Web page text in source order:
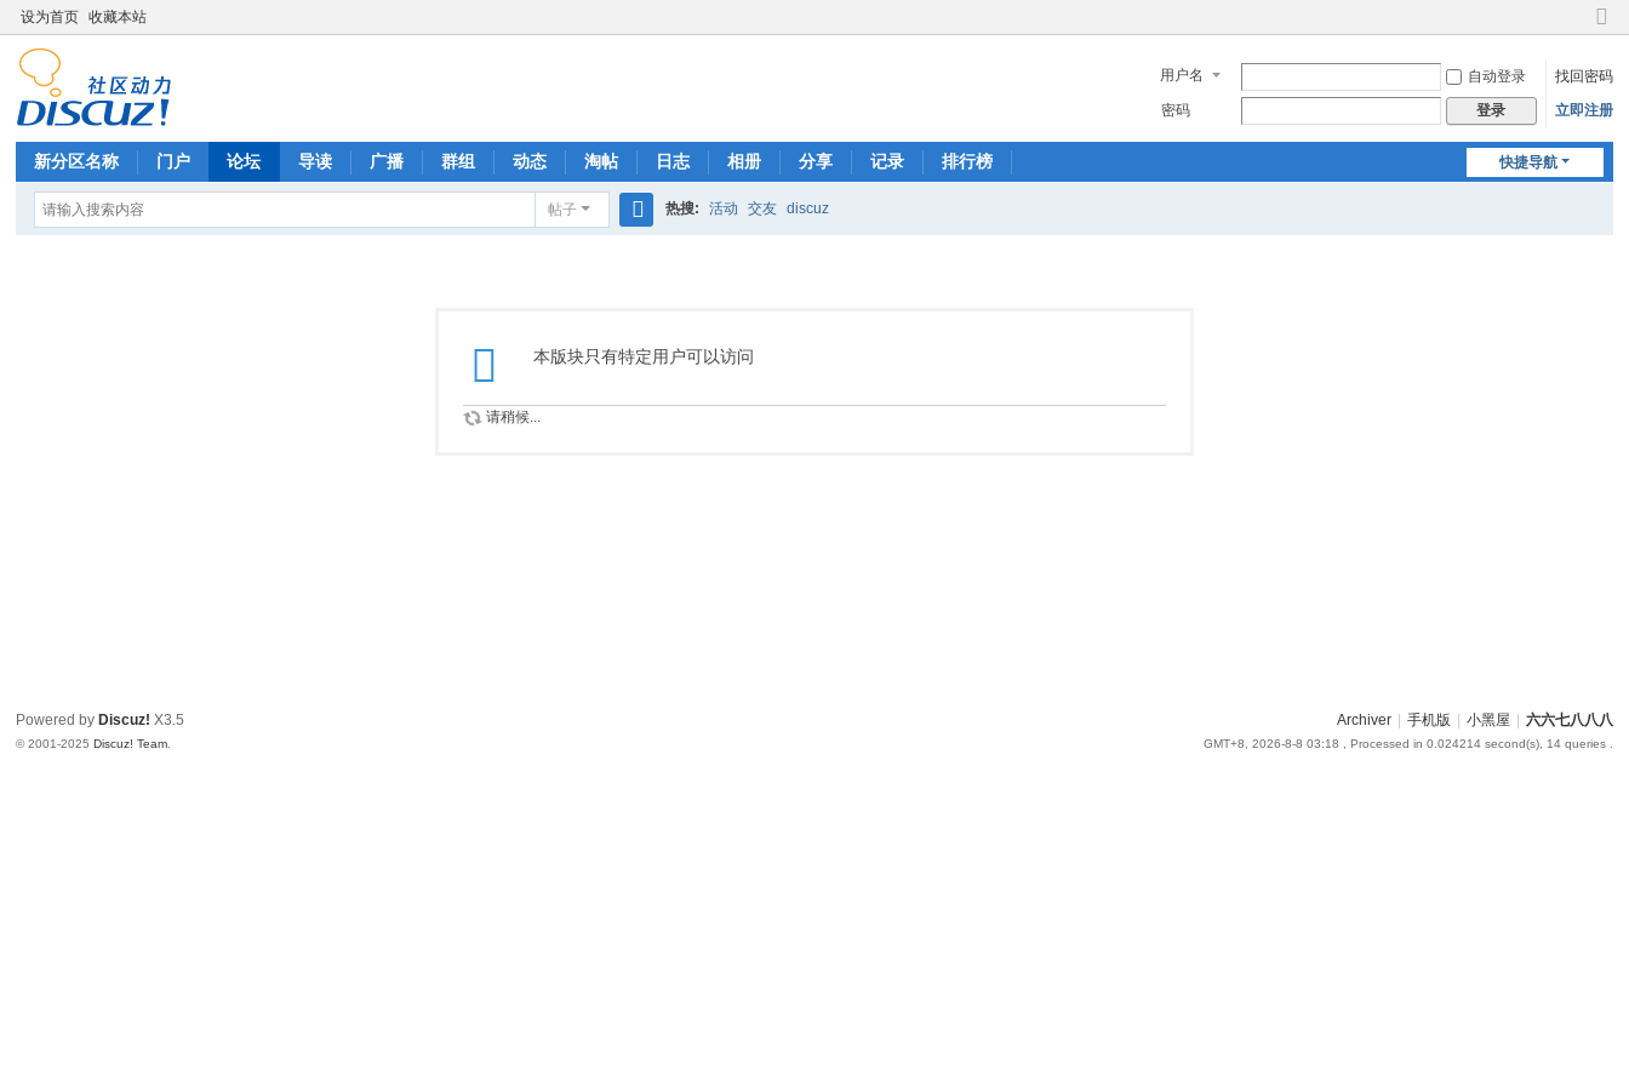
设为首页 收藏本站
切
到
窄
用户名 自动登录
找回密码
密码
登录 立即注册
快捷导航
新分区名称 门户 论坛 导读 广播 群组 动态 淘帖 日志 相册 分享 记录 排行榜
帖子 热搜: 活动 交友 discuz
本版块只有特定用户可以访问
请稍候...
Archiver 手机版 小黑屋 六六七八八八
GMT+8, 2026-8-8 03:18 , Processed in 0.024214 second(s), 14 queries .
Powered by Discuz! X3.5
© 2001-2025Discuz! Team